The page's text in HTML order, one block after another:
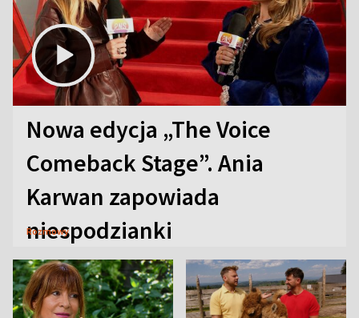
Nowa edycja „The Voice
Comeback Stage”. Ania
Karwan zapowiada
niespodzianki
Rozmowy